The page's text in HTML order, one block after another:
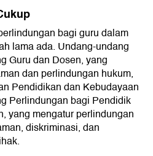
bagi guru dalam
lama ada. Undang-undang
Guru dan Dosen, yang
dan perlindungan hukum,
Pendidikan dan Kebudayaan
Perlindungan bagi Pendidik
yang mengatur perlindungan
diskriminasi, dan